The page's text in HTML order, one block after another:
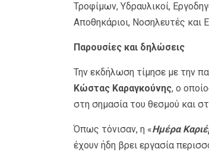
Τροφίμων, Υδραυλικοί,
Αποθηκάριοι, Νοσηλευτές και
Παρουσίες και δηλώσεις
Την εκδήλωση τίμησε με την
Κώστας Καραγκούνης, ο
στη σημασία του θεσμού και
Όπως τόνισαν, η «Ημέρα
έχουν ήδη βρει εργασία